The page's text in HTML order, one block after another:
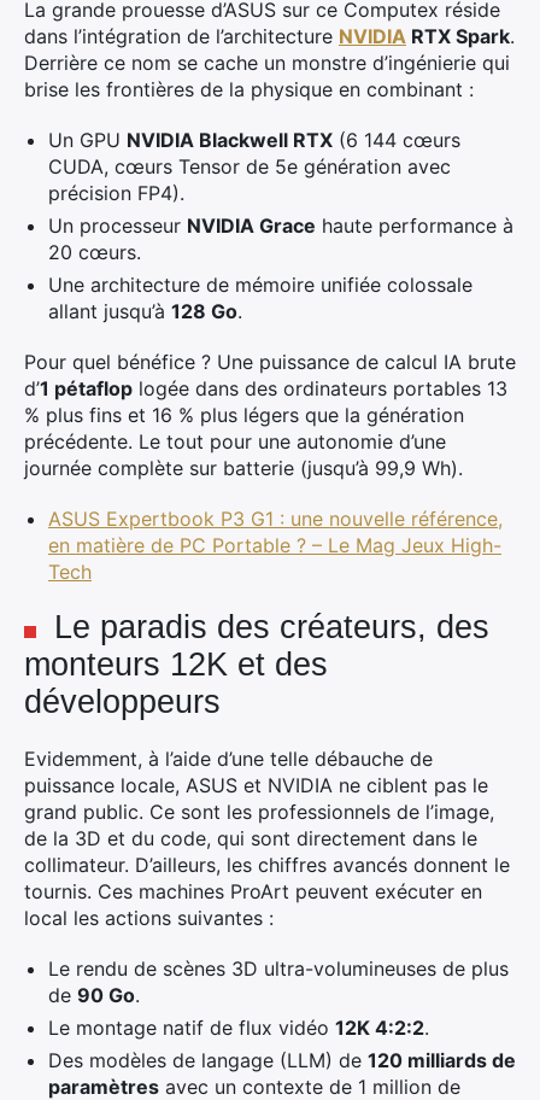
La grande prouesse d’ASUS sur ce Computex réside
dans l’intégration de l’architecture NVIDIA RTX Spark.
Derrière ce nom se cache un monstre d’ingénierie qui
brise les frontières de la physique en combinant :
Un GPU NVIDIA Blackwell RTX (6 144 cœurs
CUDA, cœurs Tensor de 5e génération avec
précision FP4).
Un processeur NVIDIA Grace haute performance à
20 cœurs.
Une architecture de mémoire unifiée colossale
allant jusqu’à 128 Go.
Pour quel bénéfice ? Une puissance de calcul IA brute
d’1 pétaflop logée dans des ordinateurs portables 13
% plus fins et 16 % plus légers que la génération
précédente. Le tout pour une autonomie d’une
journée complète sur batterie (jusqu’à 99,9 Wh).
ASUS Expertbook P3 G1 : une nouvelle référence,
en matière de PC Portable ? – Le Mag Jeux High-
Tech
Le paradis des créateurs, des
monteurs 12K et des
développeurs
Evidemment, à l’aide d’une telle débauche de
puissance locale, ASUS et NVIDIA ne ciblent pas le
grand public. Ce sont les professionnels de l’image,
de la 3D et du code, qui sont directement dans le
collimateur. D’ailleurs, les chiffres avancés donnent le
tournis. Ces machines ProArt peuvent exécuter en
local les actions suivantes :
Le rendu de scènes 3D ultra-volumineuses de plus
de 90 Go.
Le montage natif de flux vidéo 12K 4:2:2.
Des modèles de langage (LLM) de 120 milliards de
paramètres avec un contexte de 1 million de